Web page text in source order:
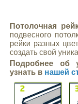
Потолочная
подвесного
рейки разных
создать свой
Подробнее об
узнать в нашей
Opel
Renault
Suzuki